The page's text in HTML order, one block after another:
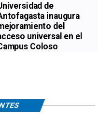
de
inaugura
del
universal en el
Coloso